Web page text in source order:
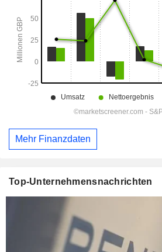
Mehr Finanzdaten
Top-Unternehmensnachrichten